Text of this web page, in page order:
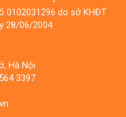
0102031296 do sở KHĐT
28/06/2004
Hà Nội
3397